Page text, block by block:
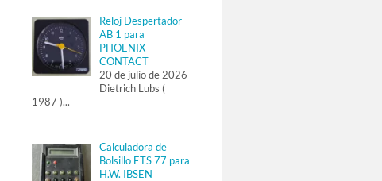
Reloj Despertador
AB 1 para
PHOENIX
CONTACT
20 de julio de 2026
Dietrich Lubs (
1987 )...
Calculadora de
Bolsillo ETS 77 para
H.W. IBSEN